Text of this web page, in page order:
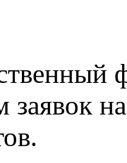
заявок